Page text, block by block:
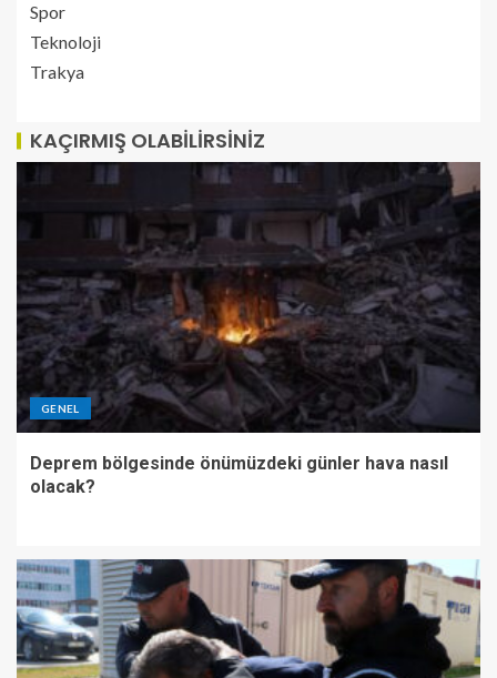
Spor
Teknoloji
Trakya
KAÇIRMIŞ OLABILIRSINIZ
GENEL
Deprem bölgesinde önümüzdeki günler hava nasıl
olacak?